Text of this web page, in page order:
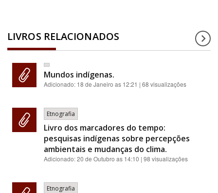
LIVROS RELACIONADOS
Mundos indígenas.
Adicionado: 18 de Janeiro as 12:21 | 68 visualizações
Etnografia
Livro dos marcadores do tempo:
pesquisas indígenas sobre percepções
ambientais e mudanças do clima.
Adicionado:20 de Outubro as 14:10 | 98 visualizações
Etnografia